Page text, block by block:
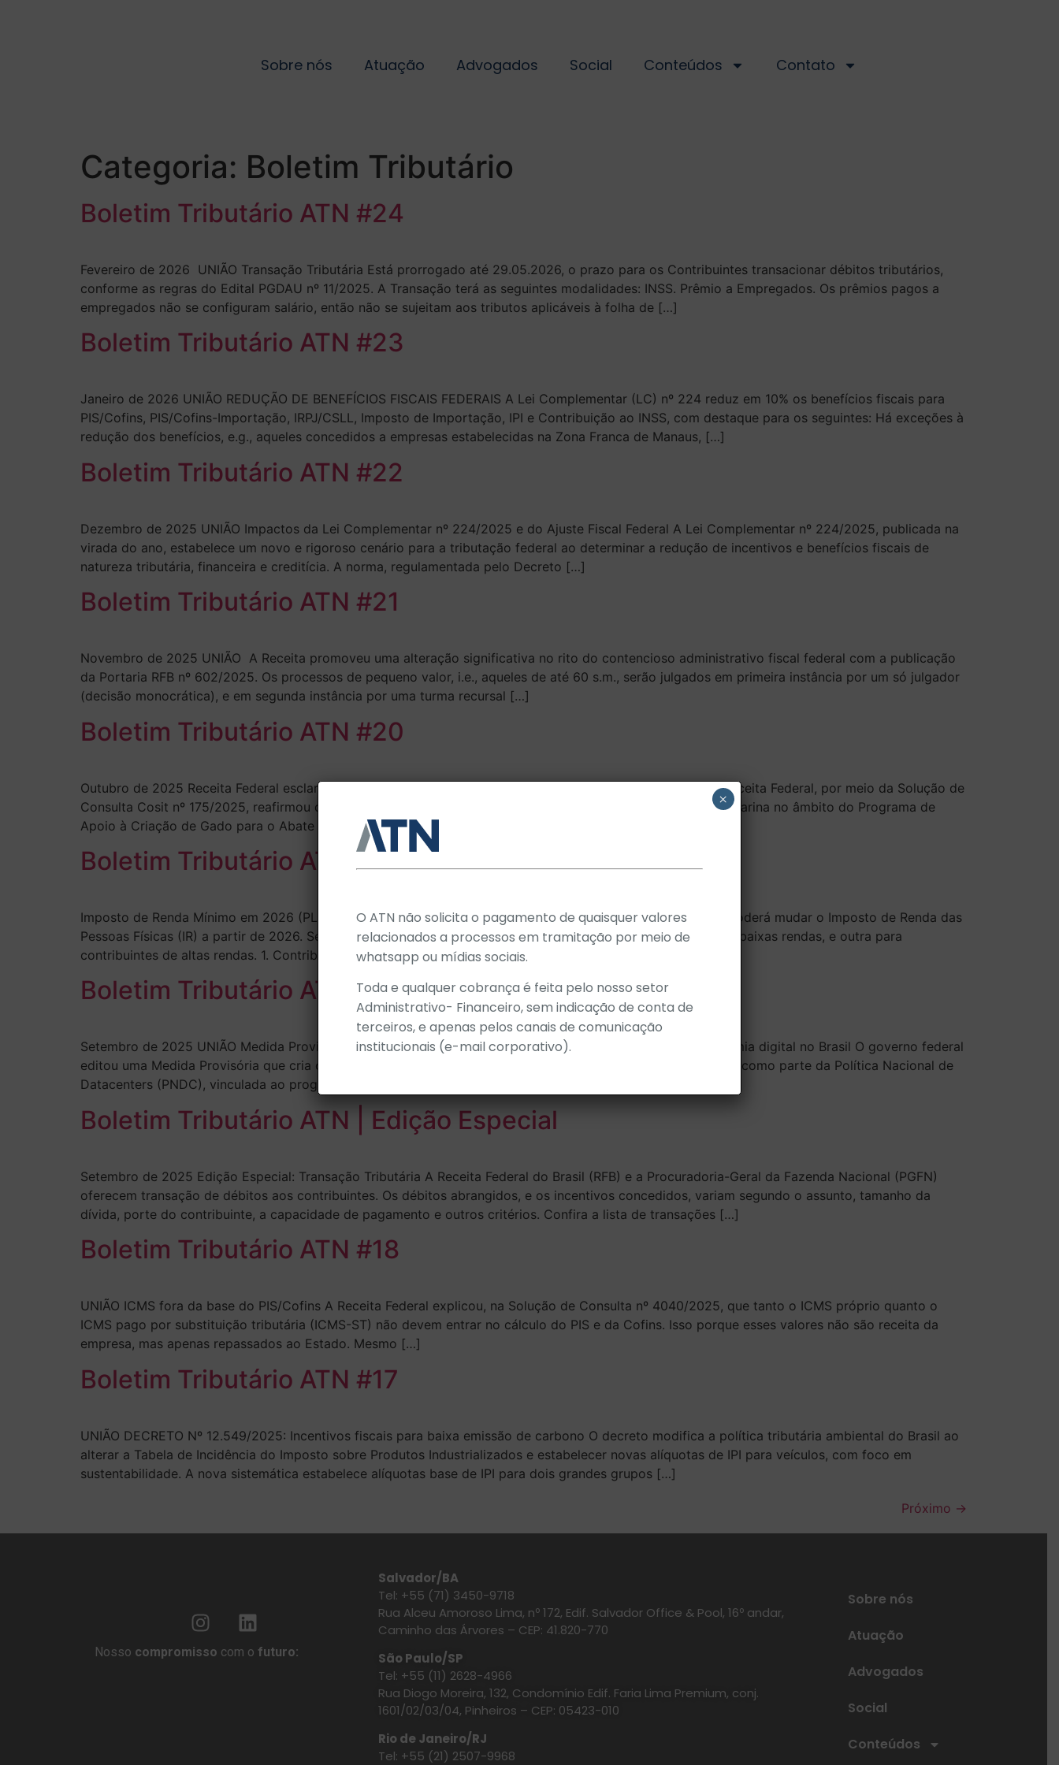
Sobre nós Atuação Advogados Social Conteúdos Contato
Categoria: Boletim Tributário
Boletim Tributário ATN #24
Fevereiro de 2026 UNIÃO Transação Tributária Está prorrogado até 29.05.2026, o prazo para os Contribuintes transacionar débitos tributários,
conforme as regras do Edital PGDAU nº 11/2025. A Transação terá as seguintes modalidades: INSS. Prêmio a Empregados. Os prêmios pagos a
empregados não se configuram salário, então não se sujeitam aos tributos aplicáveis à folha de […]
Boletim Tributário ATN #23
Janeiro de 2026 UNIÃO REDUÇÃO DE BENEFÍCIOS FISCAIS FEDERAIS A Lei Complementar (LC) nº 224 reduz em 10% os benefícios fiscais para
PIS/Cofins, PIS/Cofins-Importação, IRPJ/CSLL, Imposto de Importação, IPI e Contribuição ao INSS, com destaque para os seguintes: Há exceções à
redução dos benefícios, e.g., aqueles concedidos a empresas estabelecidas na Zona Franca de Manaus, […]
Boletim Tributário ATN #22
Dezembro de 2025 UNIÃO Impactos da Lei Complementar nº 224/2025 e do Ajuste Fiscal Federal A Lei Complementar nº 224/2025, publicada na
virada do ano, estabelece um novo e rigoroso cenário para a tributação federal ao determinar a redução de incentivos e benefícios fiscais de
natureza tributária, financeira e creditícia. A norma, regulamentada pelo Decreto […]
Boletim Tributário ATN #21
Novembro de 2025 UNIÃO A Receita promoveu uma alteração significativa no rito do contencioso administrativo fiscal federal com a publicação
da Portaria RFB nº 602/2025. Os processos de pequeno valor, i.e., aqueles de até 60 s.m., serão julgados em primeira instância por um só julgador
(decisão monocrática), e em segunda instância por uma turma recursal […]
Boletim Tributário ATN #20
Outubro de 2025 Receita Federal esclarece tributação de crédito presumido de ICMS em Santa Catarina A Receita Federal, por meio da Solução de
Consulta Cosit nº 175/2025, reafirmou que o crédito presumido de ICMS concedido pelo Estado de Santa Catarina no âmbito do Programa de
Apoio à Criação de Gado para o Abate Precoce não […]
Boletim Tributário ATN | Edição Especial
Imposto de Renda Mínimo em 2026 (PL 1.087) Avança no Congresso Nacional o Projeto de Lei nº 1.087 que poderá mudar o Imposto de Renda das
Pessoas Físicas (IR) a partir de 2026. Se aprovado, será criada uma tributação especial para contribuintes de baixas rendas, e outra para
contribuintes de altas rendas. 1. Contribuintes de […]
Boletim Tributário ATN #19
Setembro de 2025 UNIÃO Medida Provisória cria “Redata” para impulsionar datacenters e fortalecer a economia digital no Brasil O governo federal
editou uma Medida Provisória que cria o Redata, Regime Especial de Tributação para Serviços de Datacenter, como parte da Política Nacional de
Datacenters (PNDC), vinculada ao programa Nova Indústria Brasil, voltado à transformação digital. […]
Boletim Tributário ATN | Edição Especial
Setembro de 2025 Edição Especial: Transação Tributária A Receita Federal do Brasil (RFB) e a Procuradoria-Geral da Fazenda Nacional (PGFN)
oferecem transação de débitos aos contribuintes. Os débitos abrangidos, e os incentivos concedidos, variam segundo o assunto, tamanho da
dívida, porte do contribuinte, a capacidade de pagamento e outros critérios. Confira a lista de transações […]
Boletim Tributário ATN #18
UNIÃO ICMS fora da base do PIS/Cofins A Receita Federal explicou, na Solução de Consulta nº 4040/2025, que tanto o ICMS próprio quanto o
ICMS pago por substituição tributária (ICMS-ST) não devem entrar no cálculo do PIS e da Cofins. Isso porque esses valores não são receita da
empresa, mas apenas repassados ao Estado. Mesmo […]
Boletim Tributário ATN #17
UNIÃO DECRETO Nº 12.549/2025: Incentivos fiscais para baixa emissão de carbono O decreto modifica a política tributária ambiental do Brasil ao
alterar a Tabela de Incidência do Imposto sobre Produtos Industrializados e estabelecer novas alíquotas de IPI para veículos, com foco em
sustentabilidade. A nova sistemática estabelece alíquotas base de IPI para dois grandes grupos […]
Próximo →
Nosso compromisso com o futuro:
Salvador/BA
Tel: +55 (71) 3450-9718
Rua Alceu Amoroso Lima, nº 172, Edif. Salvador Office & Pool, 16º andar,
Caminho das Árvores – CEP: 41.820-770
São Paulo/SP
Tel: +55 (11) 2628-4966
Rua Diogo Moreira, 132, Condomínio Edif. Faria Lima Premium, conj.
1601/02/03/04, Pinheiros – CEP: 05423-010
Rio de Janeiro/RJ
Tel: +55 (21) 2507-9968
Sobre nós
Atuação
Advogados
Social
Conteúdos
O ATN não solicita o pagamento de quaisquer valores
relacionados a processos em tramitação por meio de
whatsapp ou mídias sociais.
Toda e qualquer cobrança é feita pelo nosso setor
Administrativo- Financeiro, sem indicação de conta de
terceiros, e apenas pelos canais de comunicação
institucionais (e-mail corporativo).
×